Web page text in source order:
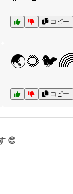
コピー
🌏🌻🐦🌈
コピー
😊